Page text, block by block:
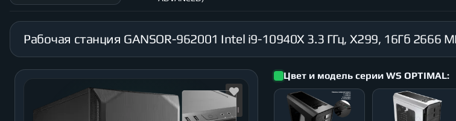
Цвет и модель серии WS OPTIMAL: